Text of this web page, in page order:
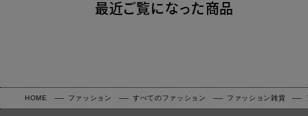
最近ご覧になった商品
HOME ファッション すべてのファッション ファッション雑貨